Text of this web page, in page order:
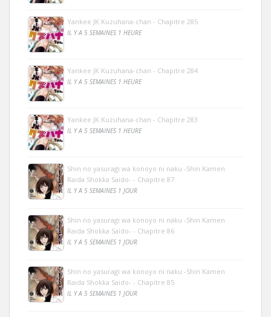
Yankee JK Kuzuhana-chan - Chapitre 285
IL Y A 5 SEMAINES 1 HEURE
Yankee JK Kuzuhana-chan - Chapitre 284
IL Y A 5 SEMAINES 1 HEURE
Yankee JK Kuzuhana-chan - Chapitre 283
IL Y A 5 SEMAINES 1 HEURE
Shin no yasuragi wa konoyo ni naku -Shin Kamen
Raida Shokka Saido- - Chapitre 87
IL Y A 5 SEMAINES 1 JOUR
Shin no yasuragi wa konoyo ni naku -Shin Kamen
Raida Shokka Saido- - Chapitre 86
IL Y A 5 SEMAINES 1 JOUR
Shin no yasuragi wa konoyo ni naku -Shin Kamen
Raida Shokka Saido- - Chapitre 85
IL Y A 5 SEMAINES 1 JOUR